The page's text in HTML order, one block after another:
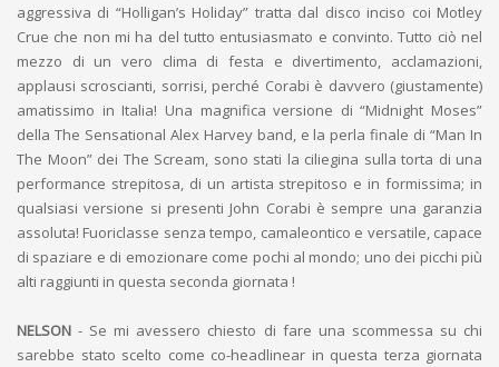
aggressiva di “Holligan’s Holiday” tratta dal disco inciso coi Motley
Crue che non mi ha del tutto entusiasmato e convinto. Tutto ciò nel
mezzo di un vero clima di festa e divertimento, acclamazioni,
applausi scroscianti, sorrisi, perché Corabi è davvero (giustamente)
amatissimo in Italia! Una magnifica versione di “Midnight Moses”
della The Sensational Alex Harvey band, e la perla finale di “Man In
The Moon” dei The Scream, sono stati la ciliegina sulla torta di una
performance strepitosa, di un artista strepitoso e in formissima; in
qualsiasi versione si presenti John Corabi è sempre una garanzia
assoluta! Fuoriclasse senza tempo, camaleontico e versatile, capace
di spaziare e di emozionare come pochi al mondo; uno dei picchi più
alti raggiunti in questa seconda giornata !
NELSON- Se mi avessero chiesto di fare una scommessa su chi
sarebbe stato scelto come co-headlinear in questa terza giornata